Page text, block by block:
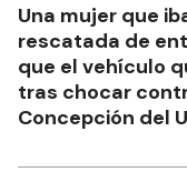
Una mujer que
rescatada de
que el vehículo
tras chocar
Concepción del